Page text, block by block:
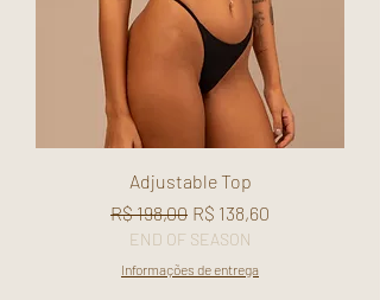
Adjustable Top
Regular Price
R$ 198,00 Sale Price
R$ 138,60
END OF SEASON
Informações de entrega